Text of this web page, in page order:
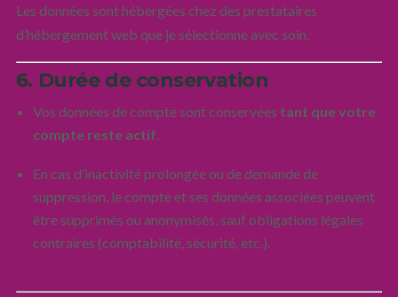
Les données sont hébergées chez des prestataires
d’hébergement web que je sélectionne avec soin.
6. Durée de conservation
Vos données de compte sont conservées tant que votre
compte reste actif.
En cas d’inactivité prolongée ou de demande de
suppression, le compte et ses données associées peuvent
être supprimés ou anonymisés, sauf obligations légales
contraires (comptabilité, sécurité, etc.).